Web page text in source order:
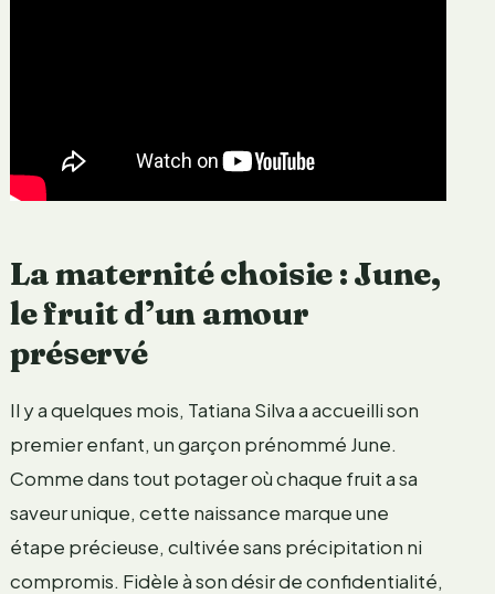
La maternité choisie : June,
le fruit d’un amour
préservé
Il y a quelques mois, Tatiana Silva a accueilli son
premier enfant, un garçon prénommé June.
Comme dans tout potager où chaque fruit a sa
saveur unique, cette naissance marque une
étape précieuse, cultivée sans précipitation ni
compromis. Fidèle à son désir de confidentialité,